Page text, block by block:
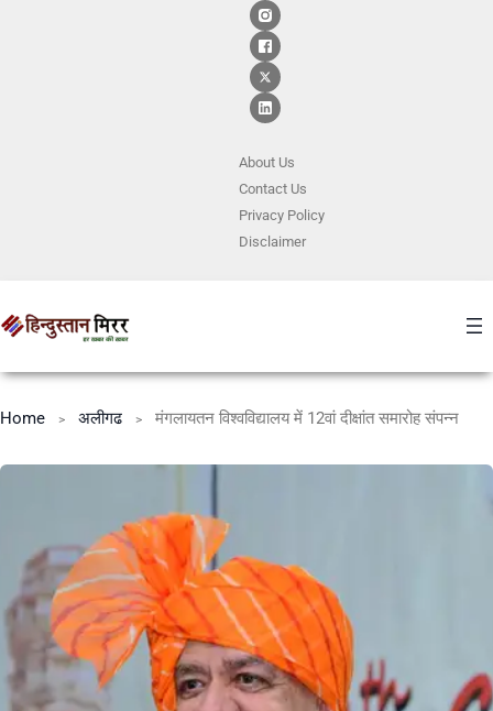
About Us
ContactUs
Privacy Policy
Disclaimer
Home अलीगढ मंगलायतन विश्वविद्यालय में 12वां दीक्षांत समारोह संपन्न